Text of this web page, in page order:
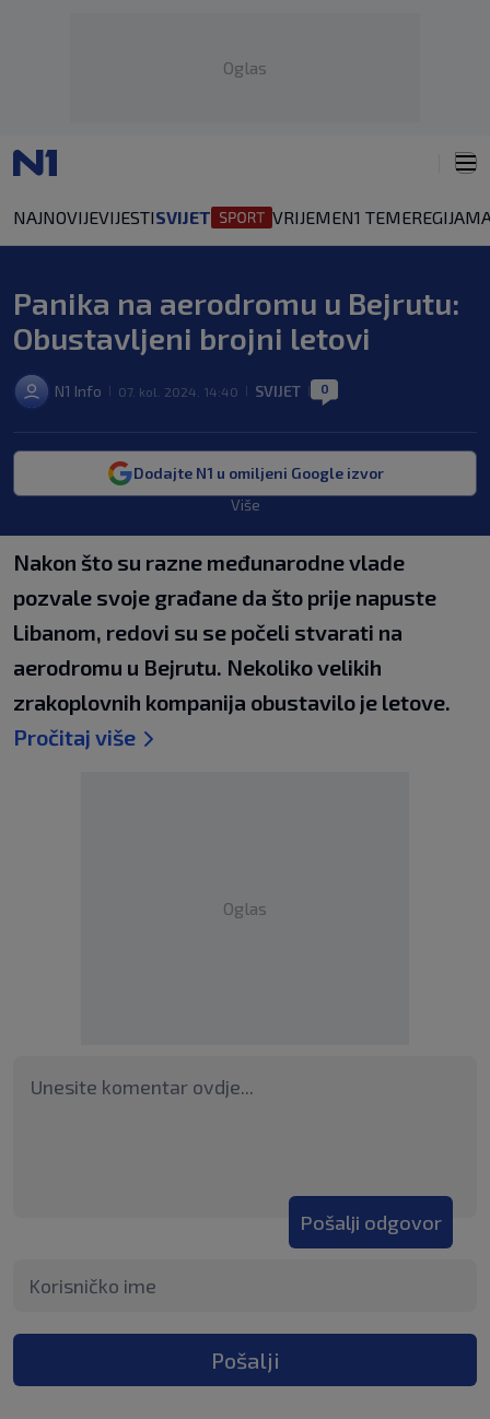
Oglas
NAJNOVIJEVIJESTISVIJET VRIJEMEN1 TEMEREGIJA
Panika na aerodromu u Bejrutu:
Obustavljeni brojni letovi
N1 Info 07. kol. 2024. 14:40 SVIJET 0
Dodajte N1 u omiljeni Google izvor
Više
Nakon što su razne međunarodne vlade
pozvale svoje građane da što prije napuste
Libanom, redovi su se počeli stvarati na
aerodromu u Bejrutu. Nekoliko velikih
zrakoplovnih kompanija obustavilo je letove.
Pročitaj više
Oglas
Pošalji odgovor
Pošalji